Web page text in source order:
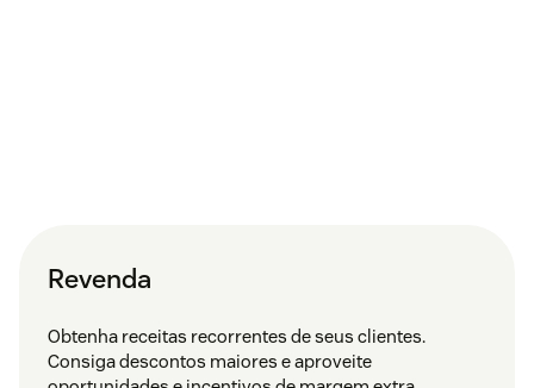
Revenda
Obtenha receitas recorrentes de seus clientes.
Consiga descontos maiores e aproveite